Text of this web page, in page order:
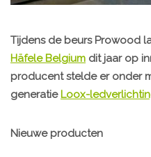
Tijdens de beurs Prowood
Häfele Belgium dit jaar op
producent stelde er onder
generatie Loox-
Nieuwe producten